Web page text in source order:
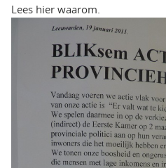
Lees hier waarom.